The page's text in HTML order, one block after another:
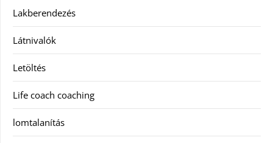
Lakberendezés
Látnivalók
Letöltés
Life coach coaching
lomtalanítás